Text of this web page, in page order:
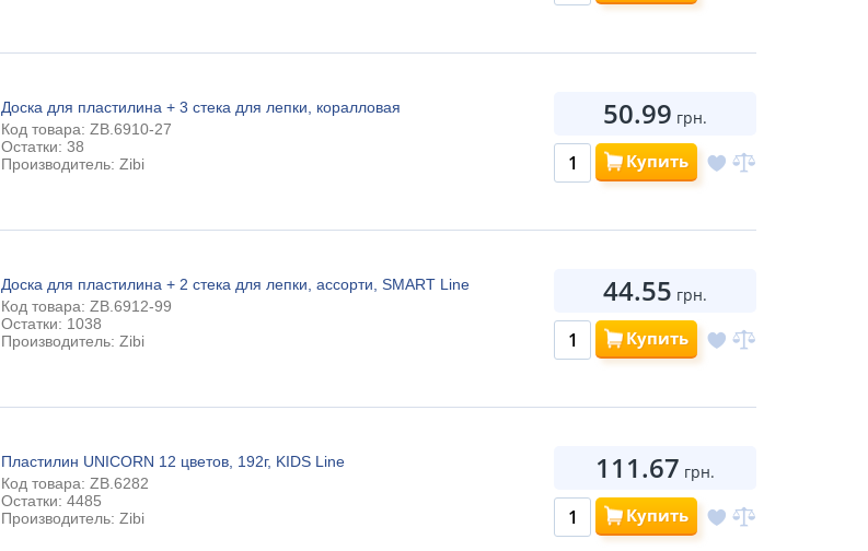
Доска для пластилина + 3 стека для лепки, коралловая
Код товара: ZB.6910-27
Остатки: 38
Производитель: Zibi
50.99 грн.
Купить
Доска для пластилина + 2 стека для лепки, ассорти, SMART Line
Код товара: ZB.6912-99
Остатки: 1038
Производитель: Zibi
44.55 грн.
Купить
Пластилин UNICORN 12 цветов, 192г, KIDS Line
Код товара: ZB.6282
Остатки: 4485
Производитель: Zibi
111.67 грн.
Купить